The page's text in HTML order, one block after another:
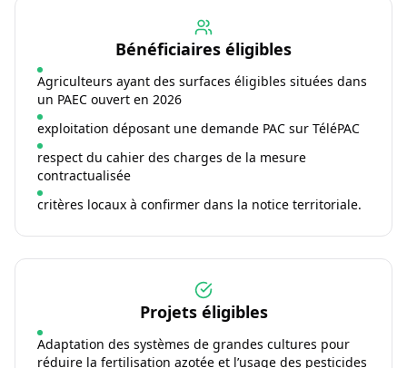
Bénéficiaires éligibles
Agriculteurs ayant des surfaces éligibles situées dans
un PAEC ouvert en 2026
exploitation déposant une demande PAC sur TéléPAC
respect du cahier des charges de la mesure
contractualisée
critères locaux à confirmer dans la notice territoriale.
Projets éligibles
Adaptation des systèmes de grandes cultures pour
réduire la fertilisation azotée et l’usage des pesticides